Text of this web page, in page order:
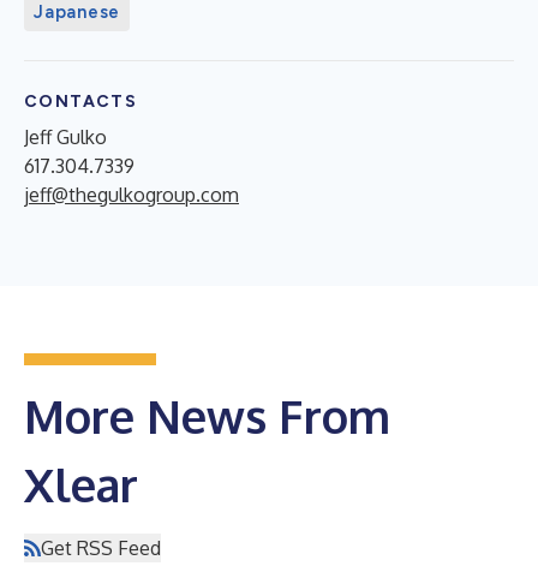
Japanese
CONTACTS
Jeff Gulko
617.304.7339
jeff@thegulkogroup.com
More News From
Xlear
Get RSS Feed